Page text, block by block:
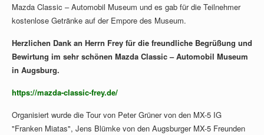
Mazda Classic – Automobil Museum und es gab für die Teilnehmer
kostenlose Getränke auf der Empore des Museum.
Herzlichen Dank an Herrn Frey für die freundliche Begrüßung und
Bewirtung im sehr schönen Mazda Classic – Automobil Museum
in Augsburg.
https://mazda-classic-frey.de/
Organisiert wurde die Tour von Peter Grüner von den MX-5 IG
"Franken Miatas", Jens Blümke von den Augsburger MX-5 Freunden